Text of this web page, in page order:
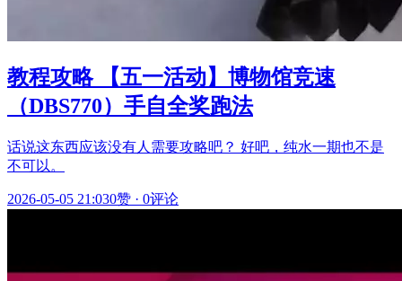
教程攻略 【五一活动】博物馆竞速
（DBS770）手自全奖跑法
话说这东西应该没有人需要攻略吧？ 好吧，纯水一期也不是
不可以。
2026-05-05 21:030赞 · 0评论